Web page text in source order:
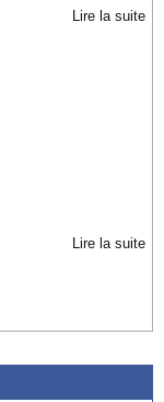
Lire la suite
Lire la suite